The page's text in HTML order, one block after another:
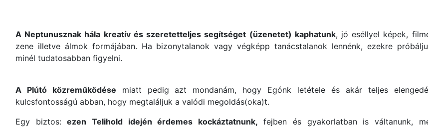
A Neptunusznak hála kreatív és szeretetteljes segítséget (üzenetet) kaphatunk, jó eséllyel képek,
zene illetve álmok formájában. Ha bizonytalanok vagy végképp tanácstalanok lennénk, ezekre
minél tudatosabban figyelni.
A Plútó közreműködése miatt pedig azt mondanám, hogy Egónk letétele és akár teljes
kulcsfontosságú abban, hogy megtaláljuk a valódi megoldás(oka)t.
Egy biztos:ezen Telihold idején érdemes kockáztatnunk, fejben és gyakorlatban is váltanunk,